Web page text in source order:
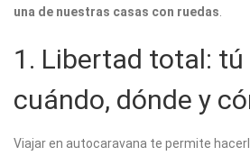
una de nuestras casas con ruedas.
1. Libertad total: tú
cuándo, dónde y
Viajar en autocaravana te permite